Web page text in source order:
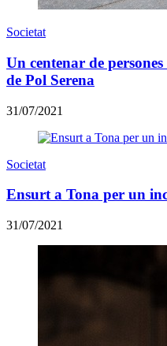
Societat
Un centenar de
de Pol Serena
31/07/2021
Societat
​Ensurt a Tona per un
31/07/2021